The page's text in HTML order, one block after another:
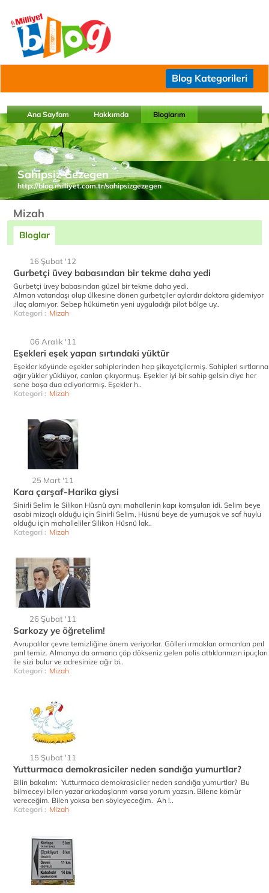
Blog Kategorileri
Ana Sayfam Hakkımda Bloglarım
Sahipsiz Gezegen
http://blog.milliyet.com.tr/sahipsizgezegen
Mizah
Bloglar
16 Şubat '12
Gurbetçi üvey babasından bir tekme daha yedi
Gurbetçi üvey babasından güzel bir tekme daha yedi.
Alman vatandaşı olup ülkesine dönen gurbetçiler aylardır doktora gidemiyor
,ilaç alamıyor. Sebep hükümetin yeni uyguladığı pilot bölge uy..
Kategori : Mizah
06 Aralık '11
Eşekleri eşek yapan sırtındaki yüktür
Eşekler köyünde eşekler sahiplerinden hep şikayetçilermiş. Sahipleri sırtlarına
ağır yükler yüklüyor, canları çıkıyormuş. Eşekler iyi bir sahip gelsin diye her
sene boşa dua ediyorlarmış. Eşekler h..
Kategori : Mizah
25 Mart '11
Kara çarşaf-Harika giysi
Sinirli Selim le Silikon Hüsnü aynı mahallenin kapı komşuları idi. Selim beye
asabi mizaçlı olduğu için Sinirli Selim, Hüsnü beye de yumuşak ve saf huylu
olduğu için mahalleliler Silikon Hüsnü lak..
Kategori : Mizah
26 Şubat '11
Sarkozy ye öğretelim!
Avrupalılar çevre temizliğine önem veriyorlar. Gölleri ırmakları ormanları pırıl
pırıl temiz. Almanya da ormana çöp dökseniz gelen polis attıklarınızın ipuçları
ile sizi bulur ve adresinize ağır bi..
Kategori : Mizah
15 Şubat '11
Yutturmaca demokrasiciler neden sandığa yumurtlar?
Bilin bakalım: Yutturmaca demokrasiciler neden sandığa yumurtlar? Bu
bilmeceyi bilen yazar arkadaşlarım varsa yorum yazsın. Bilene kömür
vereceğim. Bilen yoksa ben söyleyeceğim. Ah !..
Kategori : Mizah